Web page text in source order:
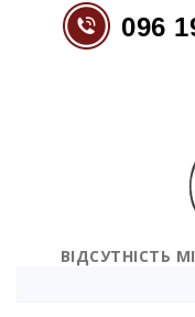
096
ВІДСУТНІСТЬ